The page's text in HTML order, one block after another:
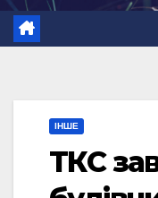
ІНШЕ
ТКС